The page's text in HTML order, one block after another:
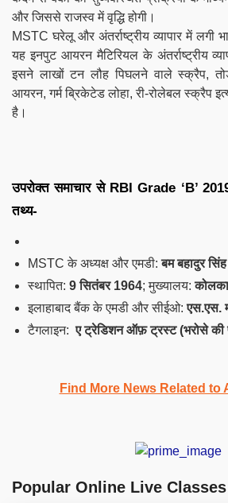
और जिससे राजस्व में वृद्धि होगी।
MSTC घरेलू और अंतर्राष्ट्रीय व्यापार में लगी
यह इनपुट आयरन मैटिरियल के अंतर्राष्ट्रीय
इसने लाखों टन लौह पिघलने वाले स्क्रैप,
आयरन, गर्म ब्रिकेटेड लोहा, री-रोलेबल स्क्रैप
है।
उपरोक्त समाचार से RBI Grade ‘B’
तथ्य-
MSTC के अध्यक्ष और एमडी:बम बहादुर सिंह
स्थापित: 9 सितंबर 1964; मुख्यालय:
इलाहाबाद बैंक के एमडी और सीईओ:एस.एस.
टैगलाइन: ए ट्रेडिशन ऑफ़ ट्रस्ट(भरोसे की
Find More News Related to
Popular Online Live Classes